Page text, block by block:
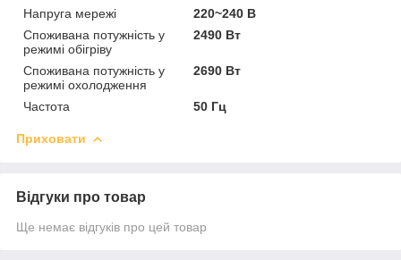
Напруга мережі
220~240 В
Споживана потужність у
режимі обігріву
2490 Вт
Споживана потужність у
режимі охолодження
2690 Вт
Частота 50 Гц
Приховати
Відгуки про товар
Ще немає відгуків про цей товар